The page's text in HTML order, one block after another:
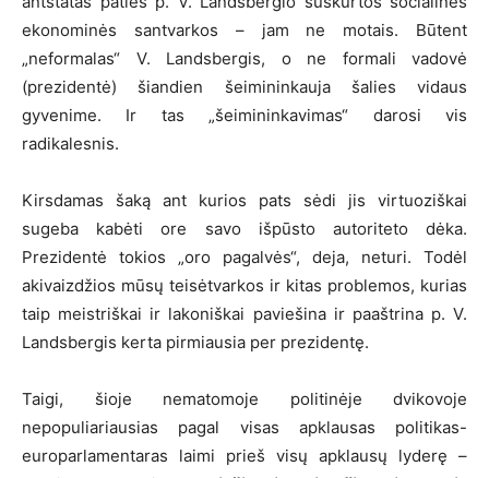
ekonominės santvarkos – jam ne motais. Būtent
„neformalas“ V. Landsbergis, o ne formali vadovė
(prezidentė) šiandien šeimininkauja šalies vidaus
gyvenime. Ir tas „šeimininkavimas“ darosi vis
radikalesnis.
Kirsdamas šaką ant kurios pats sėdi jis virtuoziškai
sugeba kabėti ore savo išpūsto autoriteto dėka.
Prezidentė tokios „oro pagalvės“, deja, neturi. Todėl
akivaizdžios mūsų teisėtvarkos ir kitas problemos, kurias
taip meistriškai ir lakoniškai paviešina ir paaštrina p. V.
Landsbergis kerta pirmiausia per prezidentę.
Taigi, šioje nematomoje politinėje dvikovoje
nepopuliariausias pagal visas apklausas politikas-
europarlamentaras laimi prieš visų apklausų lyderę –